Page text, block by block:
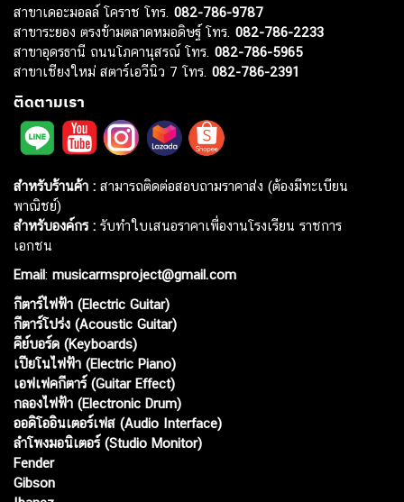
สาขาเดอะมอลล์ โคราช โทร. 082-786-9787
สาขาระยอง ตรงข้ามตลาดหมอดิษฐ์ โทร. 082-786-2233
สาขาอุดรธานี ถนนโภคานุสรณ์ โทร. 082-786-5965
สาขาเชียงใหม่ สตาร์เอวีนิว 7 โทร. 082-786-2391
ติดตามเรา
สำหรับร้านค้า : สามารถติดต่อสอบถามราคาส่ง (ต้องมีทะเบียน
พาณิชย์)
สำหรับองค์กร : รับทำใบเสนอราคาเพื่องานโรงเรียน ราชการ
เอกชน
Email: musicarmsproject@gmail.com
กีตาร์ไฟฟ้า (Electric Guitar)
กีตาร์โปร่ง (Acoustic Guitar)
คีย์บอร์ด (Keyboards)
เปียโนไฟฟ้า (Electric Piano)
เอฟเฟคกีตาร์ (Guitar Effect)
กลองไฟฟ้า (Electronic Drum)
ออดิโออินเตอร์เฟส (Audio Interface)
ลำโพงมอนิเตอร์ (Studio Monitor)
Fender
Gibson